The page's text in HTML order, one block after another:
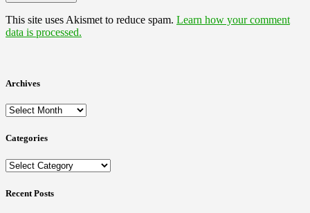
This site uses Akismet to reduce spam. Learn how your comment
data is processed.
Archives
Archives
Categories
Categories
Recent Posts